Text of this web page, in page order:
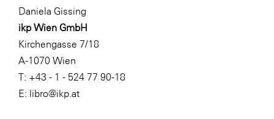
WKS Fachgruppe Finanzdienstleister
WK UBIT
Zühlke
Media
Daniela Gissing
ikp Wien GmbH
Kirchengasse 7/18
A-1070 Wien
T: +43 - 1 - 524 77 90-18
E: libro@ikp.at